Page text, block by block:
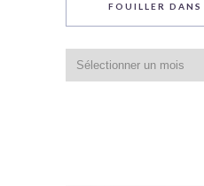
FOUILLER DANS
dans
les